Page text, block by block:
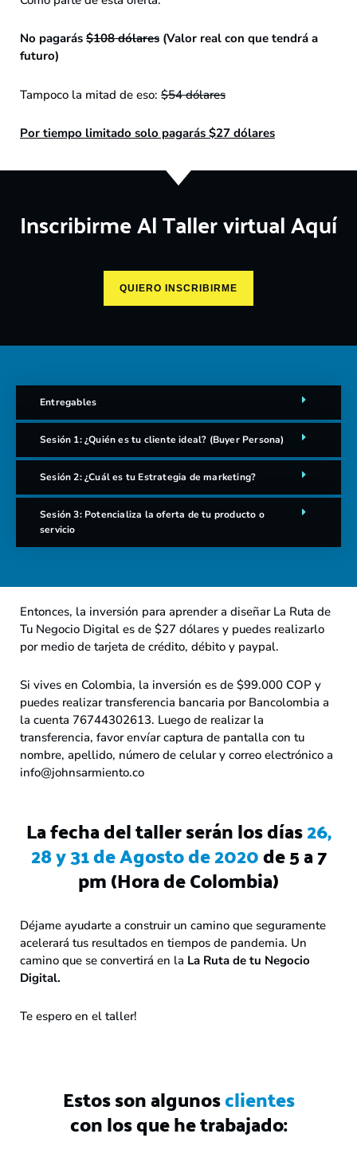
No pagarás $108 dólares (Valor real con que tendrá a
futuro)
Tampoco la mitad de eso: $54 dólares
Por tiempo limitado solo pagarás $27 dólares
Inscribirme Al Taller virtual Aquí
QUIERO INSCRIBIRME
Entregables
Sesión 1: ¿Quién es tu cliente ideal? (Buyer Persona)
Sesión 2: ¿Cuál es tu Estrategia de marketing?
Sesión 3: Potencializa la oferta de tu producto o
servicio
Entonces, la inversión para aprender a diseñar La Ruta de
Tu Negocio Digital es de $27 dólares y puedes realizarlo
por medio de tarjeta de crédito, débito y paypal.
Si vives en Colombia, la inversión es de $99.000 COP y
puedes realizar transferencia bancaria por Bancolombia a
la cuenta 76744302613. Luego de realizar la
transferencia, favor envíar captura de pantalla con tu
nombre, apellido, número de celular y correo electrónico a
info@johnsarmiento.co
La fecha del taller serán los días26,
28 y 31 de Agosto de 2020de 5 a 7
pm (Hora de Colombia)
Déjame ayudarte a construir un camino que seguramente
acelerará tus resultados en tiempos de pandemia. Un
camino que se convertirá en la La Ruta de tu Negocio
Digital.
Te espero en el taller!
Estos son algunosclientes
con los que he trabajado: